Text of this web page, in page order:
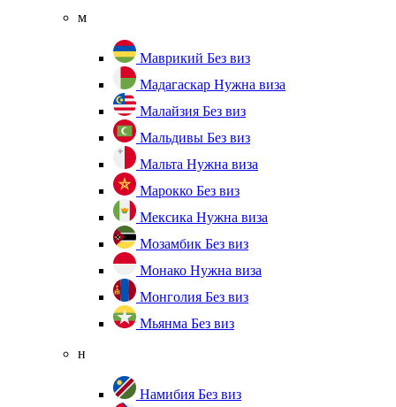
м
Маврикий Без виз
Мадагаскар Нужна виза
Малайзия Без виз
Мальдивы Без виз
Мальта Нужна виза
Марокко Без виз
Мексика Нужна виза
Мозамбик Без виз
Монако Нужна виза
Монголия Без виз
Мьянма Без виз
н
Намибия Без виз